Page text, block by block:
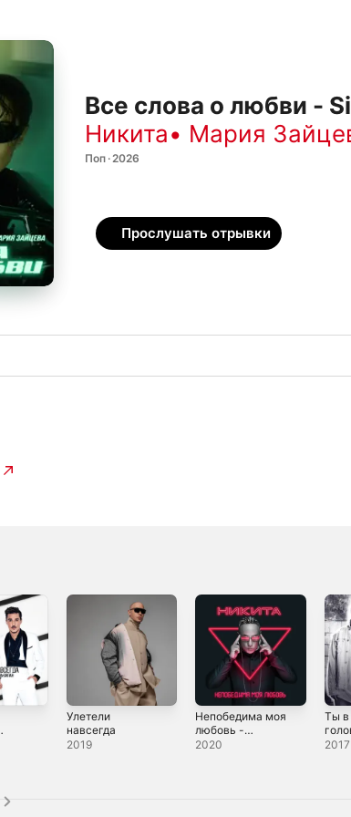
Все слова о любви -
Никита• Мария
Поп · 2026
Прослушать отрывки
Улетели
навсегда
2019
Непобедима моя
любовь -
Single
2020
Ты
2017